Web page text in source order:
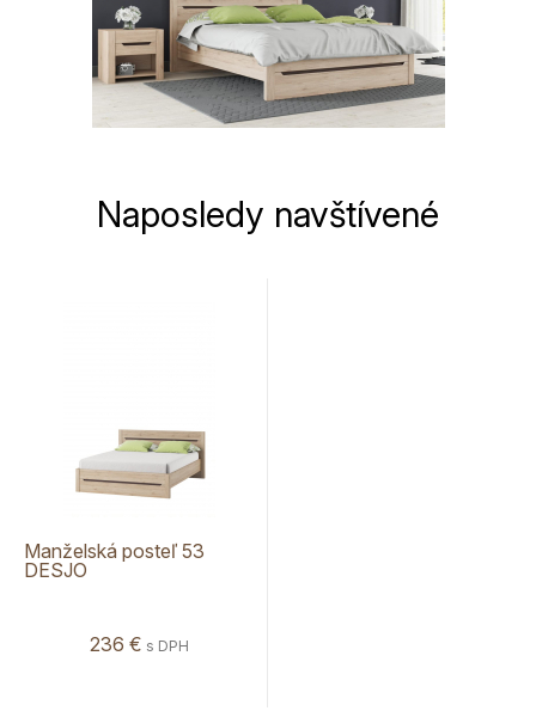
Naposledy navštívené
Manželská posteľ 53
DESJO
236 € s DPH